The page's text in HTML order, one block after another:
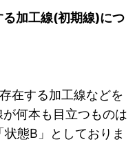
る加工線(初期線)につ
在する加工線などを
何本も目立つものは
態B」としておりま